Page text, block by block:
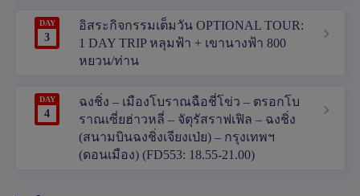
DAY
3
อิสระกิจกรรมเต็มวัน OPTIONAL TOUR:
1 DAY TRIP หลุมฟ้า + เขานางฟ้า 800
หยวน/ท่าน
DAY
4
ฉงชิ่ง – เมืองโบราณฉือชี่โข่ว – ตรอกโบ
ราณเซี่ยฮ่าวหลี่ – จัตุรัสราฟเฟิล – ฉงชิ่ง
(สนามบินฉงชิ่งเจียงเป่ย) – กรุงเทพฯ
(ดอนเมือง) (FD553: 18.55-21.00)